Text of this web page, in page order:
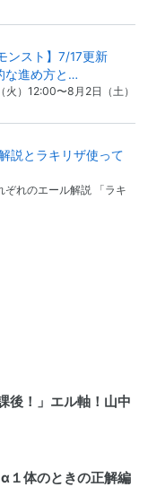
ンスト】7/17更新
な進め方と…
）12:00〜8月2日（土）
説とラキリザ使って
ぞれのエール解説 「ラキ
後！」エル軸！山中
１体のときの正解編